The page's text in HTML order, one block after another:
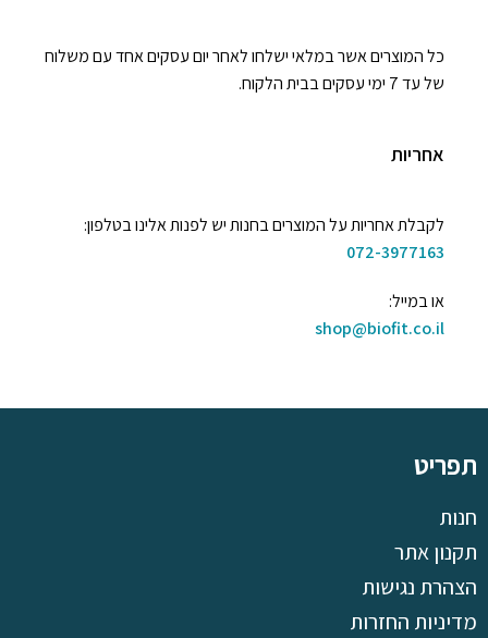
כל המוצרים אשר במלאי ישלחו לאחר יום עסקים אחד עם משלוח
של עד 7 ימי עסקים בבית הלקוח.
אחריות
לקבלת אחריות על המוצרים בחנות יש לפנות אלינו בטלפון:
072-3977163
או במייל:
shop@biofit.co.il
תפריט
חנות
תקנון אתר
הצהרת נגישות
מדיניות החזרות